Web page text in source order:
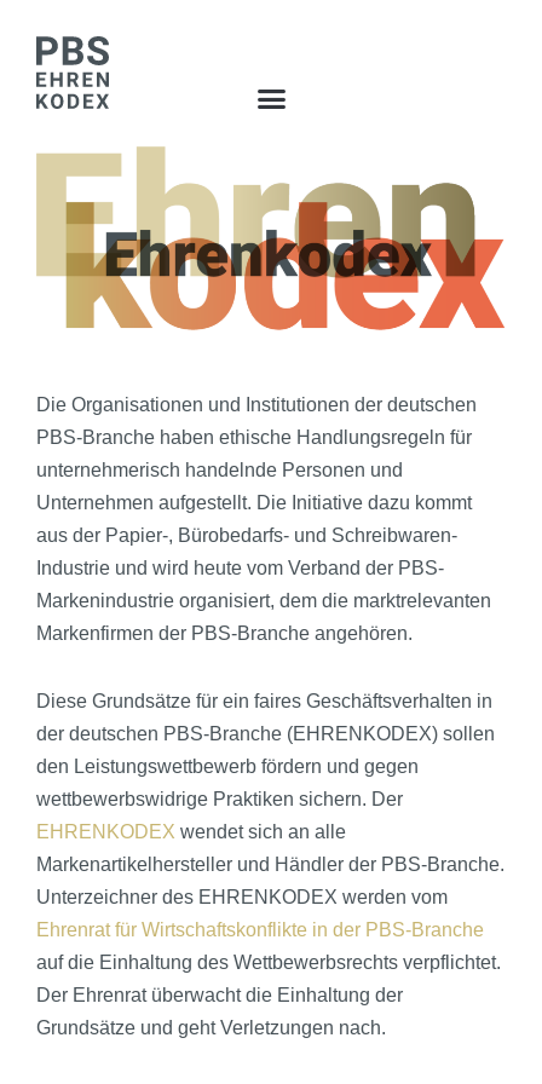
Inhalt
springen
Die Organisationen und Institutionen der deutschen
PBS-Branche haben ethische Handlungsregeln für
unternehmerisch handelnde Personen und
Unternehmen aufgestellt. Die Initiative dazu kommt
aus der Papier-, Bürobedarfs- und Schreibwaren-
Industrie und wird heute vom Verband der PBS-
Markenindustrie organisiert, dem die marktrelevanten
Markenfirmen der PBS-Branche angehören.
Diese Grundsätze für ein faires Geschäftsverhalten in
der deutschen PBS-Branche (EHRENKODEX) sollen
den Leistungswettbewerb fördern und gegen
wettbewerbswidrige Praktiken sichern. Der
EHRENKODEX wendet sich an alle
Markenartikelhersteller und Händler der PBS-Branche.
Unterzeichner des EHRENKODEX werden vom
Ehrenrat für Wirtschaftskonflikte in der PBS-Branche
auf die Einhaltung des Wettbewerbsrechts verpflichtet.
Der Ehrenrat überwacht die Einhaltung der
Grundsätze und geht Verletzungen nach.